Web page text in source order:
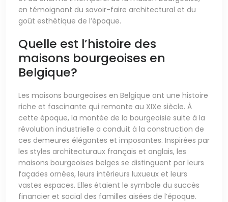
en témoignant du savoir-faire architectural et du
goût esthétique de l’époque.
Quelle est l’histoire des
maisons bourgeoises en
Belgique?
Les maisons bourgeoises en Belgique ont une histoire
riche et fascinante qui remonte au XIXe siècle. À
cette époque, la montée de la bourgeoisie suite à la
révolution industrielle a conduit à la construction de
ces demeures élégantes et imposantes. Inspirées par
les styles architecturaux français et anglais, les
maisons bourgeoises belges se distinguent par leurs
façades ornées, leurs intérieurs luxueux et leurs
vastes espaces. Elles étaient le symbole du succès
financier et social des familles aisées de l’époque.